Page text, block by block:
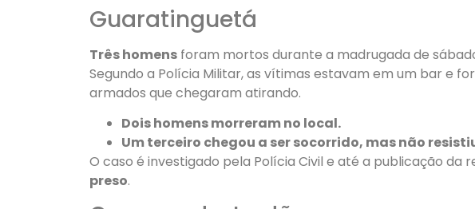
Guaratinguetá
Três homens foram mortos durante a madrugada de
Segundo a Polícia Militar, as vítimas estavam em um bar e
armados que chegaram atirando.
Dois homens morreram no local.
Um terceiro chegou a ser socorrido, mas não
O caso é investigado pela Polícia Civil e até a publicação da
preso.